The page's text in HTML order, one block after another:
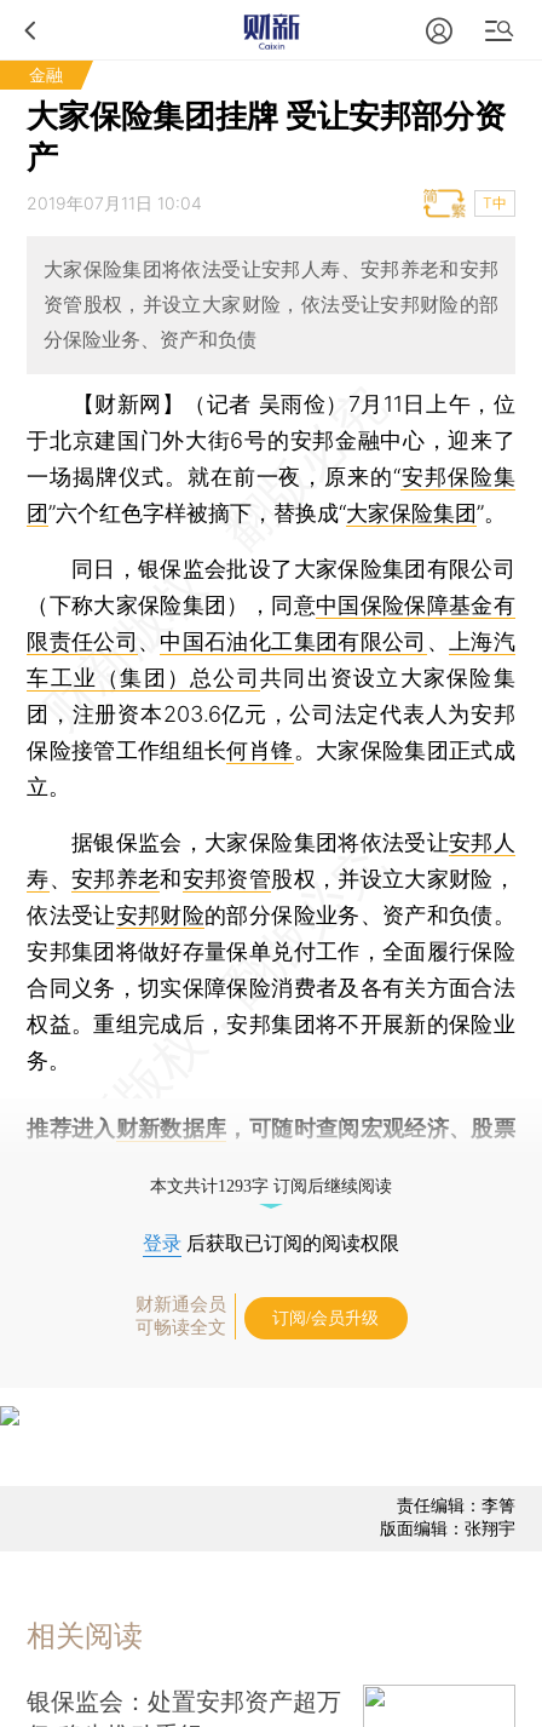
金融
大家保险集团挂牌 受让安邦部分资
产
2019年07月11日 10:04 T中
大家保险集团将依法受让安邦人寿、安邦养老和安邦
资管股权，并设立大家财险，依法受让安邦财险的部
分保险业务、资产和负债
【财新网】（记者 吴雨俭） 7月11日上午，位
于北京建国门外大街6号的安邦金融中心，迎来了
一场揭牌仪式。就在前一夜，原来的“安邦保险集
团”六个红色字样被摘下，替换成“大家保险集团”。
同日，银保监会批设了大家保险集团有限公司
（下称大家保险集团），同意中国保险保障基金有
限责任公司 、 中国石油化工集团有限公司 、
上海汽
车工业（集团）总公司 共同出资设立大家保险集
团，注册资本203.6亿元，公司法定代表人为安邦
保险接管工作组组长何肖锋。大家保险集团正式成
立。
据银保监会，大家保险集团将依法受让安邦人
寿、安邦养老和安邦资管股权，并设立大家财险，
依法受让安邦财险的部分保险业务、资产和负债。
安邦集团将做好存量保单兑付工作，全面履行保险
合同义务，切实保障保险消费者及各有关方面合法
权益。重组完成后，安邦集团将不开展新的保险业
务。
推荐进入 财新数据库 ，可随时查阅宏观经济、股票
本文共计1293字 订阅后继续阅读
登录 后获取已订阅的阅读权限
财新通会员
可畅读全文
订阅/会员升级
责任编辑：李箐
版面编辑：张翔宇
相关阅读
银保监会：处置安邦资产超万